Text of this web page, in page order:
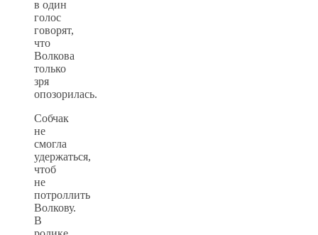
в один
голос
говорят,
что
Волкова
только
зря
опозорилась.
Собчак
не
смогла
удержаться,
чтоб
не
потроллить
Волкову.
В